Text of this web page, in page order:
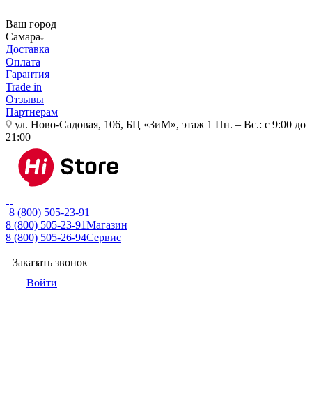
Ваш город
Самара
Доставка
Оплата
Гарантия
Trade in
Отзывы
Партнерам
ул. Ново-Садовая, 106, БЦ «ЗиМ», этаж 1 Пн. – Вс.: с 9:00 до
21:00
8 (800) 505-23-91
8 (800) 505-23-91Магазин
8 (800) 505-26-94Сервис
Заказать звонок
Войти